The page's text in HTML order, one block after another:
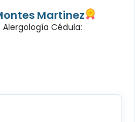
Martinez
Alergología Cédula: